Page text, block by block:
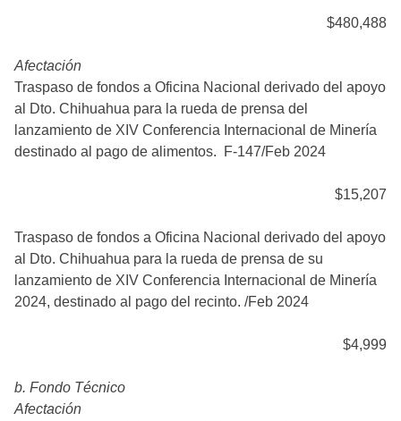
$480,488
Afectación
Traspaso de fondos a Oficina Nacional derivado del apoyo
al Dto. Chihuahua para la rueda de prensa del
lanzamiento de XIV Conferencia Internacional de Minería
destinado al pago de alimentos. F-147/Feb 2024
$15,207
Traspaso de fondos a Oficina Nacional derivado del apoyo
al Dto. Chihuahua para la rueda de prensa de su
lanzamiento de XIV Conferencia Internacional de Minería
2024, destinado al pago del recinto. /Feb 2024
$4,999
b. Fondo Técnico
Afectación